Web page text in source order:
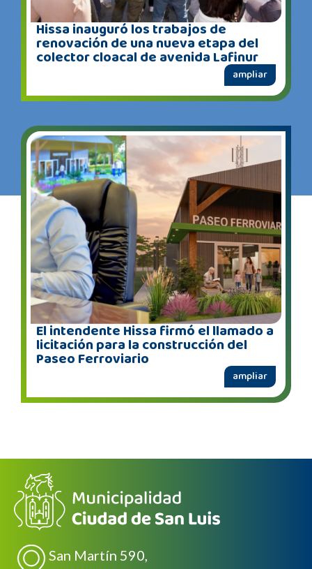
Hissa inauguró los trabajos de
renovación de una nueva etapa del
colector cloacal de avenida Lafinur
ampliar
El intendente Hissa firmó el llamado a
licitación para la construcción del
Paseo Ferroviario
ampliar
San Martín 590,